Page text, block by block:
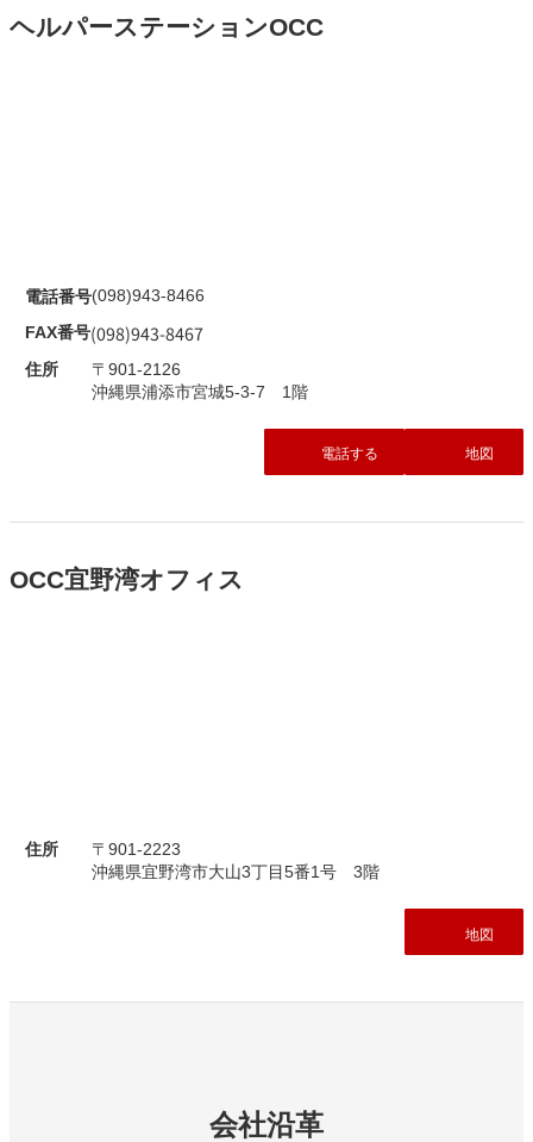
ヘルパーステーションOCC
電話番号(098)943-8466
FAX番号(098)943-8467
住所
〒901-2126
沖縄県浦添市宮城5-3-7 1階
電話する 地図
OCC宜野湾オフィス
住所
〒901-2223
沖縄県宜野湾市大山3丁目5番1号 3階
地図
会社沿革